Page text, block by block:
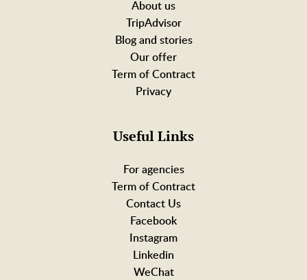
About us
TripAdvisor
Blog and stories
Our offer
Term of Contract
Privacy
Useful Links
For agencies
Term of Contract
Contact Us
Facebook
Instagram
Linkedin
WeChat